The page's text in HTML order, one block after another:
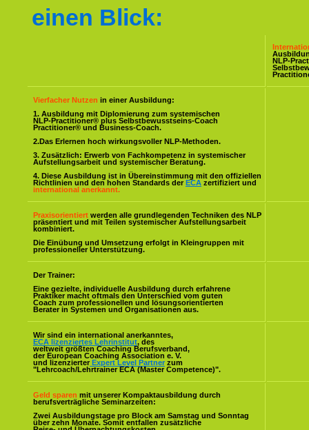
einen Blick:
NLP-
Vierfacher Nutzen in einer Ausbildung:
1. Ausbildung mit Diplomierung zum systemischen
NLP-Practitioner® plus Selbstbewusstseins-Coach
Practitioner® und Business-Coach.
2.Das Erlernen hoch wirkungsvoller NLP-Methoden.
3. Zusätzlich: Erwerb von Fachkompetenz in systemischer
Aufstellungsarbeit und systemischer Beratung.
4. Diese Ausbildung ist in Übereinstimmung mit den offiziellen
Richtlinien und den hohen Standards der ECA zertifiziert und
international anerkannt.
Praxisorientiert werden alle grundlegenden Techniken des NLP
präsentiert und mit Teilen systemischer Aufstellungsarbeit
kombiniert.
Die Einübung und Umsetzung erfolgt in Kleingruppen mit
professioneller Unterstützung.
Der Trainer:
Eine gezielte, individuelle Ausbildung durch erfahrene
Praktiker macht oftmals den Unterschied vom guten
Coach zum professionellen und lösungsorientierten
Berater in Systemen und Organisationen aus.
Wir sind ein international anerkanntes,
ECA lizenziertes Lehrinstitut, des
weltweit größten Coaching Berufsverband,
der European Coaching Association e. V.
und lizenzierter Expert Level Partner zum
"Lehrcoach/Lehrtrainer ECA (Master Competence)".
Geld sparen mit unserer Kompaktausbildung durch
berufsverträgliche Seminarzeiten:
Zwei Ausbildungstage pro Block am Samstag und Sonntag
über zehn Monate. Somit entfallen zusätzliche